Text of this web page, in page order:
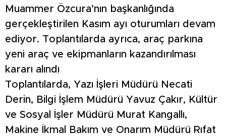
Muammer Özcura’nın başkanlığında
gerçekleştirilen Kasım ayı oturumları devam
ediyor. Toplantılarda ayrıca, araç parkına
yeni araç ve ekipmanların kazandırılması
kararı alındı
Toplantılarda, Yazı İşleri Müdürü Necati
Derin, Bilgi İşlem Müdürü Yavuz Çakır, Kültür
ve Sosyal İşler Müdürü Murat Kangallı,
Makine İkmal Bakım ve Onarım Müdürü Rıfat